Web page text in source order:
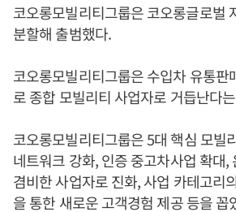
코오롱모빌리티그룹은 코오롱글로벌
분할해 출범했다.
코오롱모빌리티그룹은 수입차 유통판
로 종합 모빌리티 사업자로 거듭난다
코오롱모빌리티그룹은 5대 핵심 모빌
네트워크 강화, 인증 중고차사업 확대,
겸비한 사업자로 진화, 사업 카테고리
을 통한 새로운 고객경험 제공 등을 꼽